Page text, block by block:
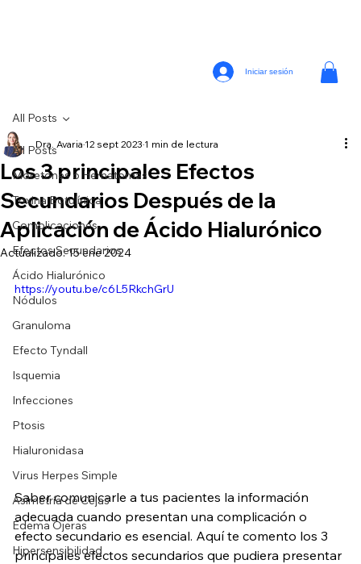
Iniciar sesión
All Posts
Moretones o Hematomas
Toxina Botulínica
Complicaciones
Efectos Secundarios
Ácido Hialurónico
Nódulos
Granuloma
Efecto Tyndall
Isquemia
Infecciones
Ptosis
Hialuronidasa
Virus Herpes Simple
Asimetría de Cejas
Edema Ojeras
Hipersensibilidad
All Posts
Los 3 principales Efectos
Secundarios Después de la
Aplicación de Ácido Hialurónico
Dra. Avaria 12 sept 2023 1 min de lectura
Actualizado:15 ene 2024
https://youtu.be/c6L5RkchGrU
Saber comunicarle a tus pacientes la información
adecuada cuando presentan una complicación o
efecto secundario es esencial. Aquí te comento los 3
principales efectos secundarios que pudiera presentar